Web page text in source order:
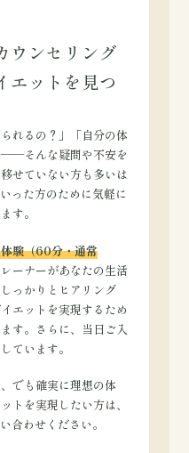
ウンセリング
エットを見つ
れるの？」「自分の体
——そんな疑問や不安を
せていない方も多いは
った方のために気軽に
す。
験（60分・通常
ーナーがあなたの生活
っかりとヒアリング
エットを実現するため
す。さらに、当日ご入
ています。
でも確実に理想の体
トを実現したい方は、
合わせください。